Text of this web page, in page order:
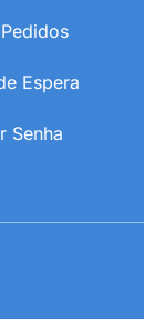
Espera
Senha